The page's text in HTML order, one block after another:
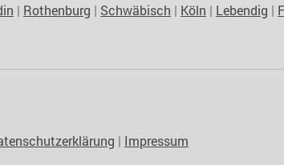
| Rothenburg | Schwäbisch | Köln | Lebendig |
| Impressum